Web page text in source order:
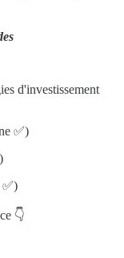
d'investissement
✅)
✅)
👇